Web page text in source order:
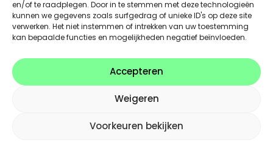
en/of te raadplegen. Door in te stemmen met deze technologieën
kunnen we gegevens zoals surfgedrag of unieke ID's op deze site
verwerken. Het niet instemmen of intrekken van uw toestemming
kan bepaalde functies en mogelijkheden negatief beïnvloeden.
Accepteren
Weigeren
Voorkeuren bekijken
FIAT:
Professionele klanten profiteren van interessante
fleetvoorwaarden op het volledige Fiat-gamma.
Fiat 500e: fleetkorting tot 17%
Fiat 600e en 600 Hybrid: fleetkorting tot 16%